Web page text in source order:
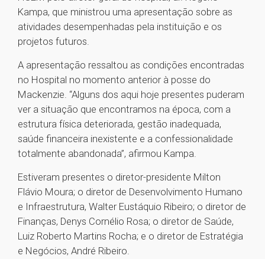
Kampa, que ministrou uma apresentação sobre as
atividades desempenhadas pela instituição e os
projetos futuros.
A apresentação ressaltou as condições encontradas
no Hospital no momento anterior à posse do
Mackenzie. “Alguns dos aqui hoje presentes puderam
ver a situação que encontramos na época, com a
estrutura física deteriorada, gestão inadequada,
saúde financeira inexistente e a confessionalidade
totalmente abandonada”, afirmou Kampa.
Estiveram presentes o diretor-presidente Milton
Flávio Moura; o diretor de Desenvolvimento Humano
e Infraestrutura, Walter Eustáquio Ribeiro; o diretor de
Finanças, Denys Cornélio Rosa; o diretor de Saúde,
Luiz Roberto Martins Rocha; e o diretor de Estratégia
e Negócios, André Ribeiro.